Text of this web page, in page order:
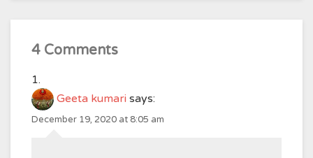
4 Comments
Geeta kumari says:
December 19, 2020 at 8:05 am